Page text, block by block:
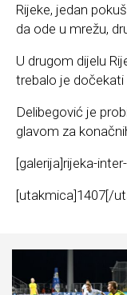
Rijeke, jedan
da ode u mrežu,
U drugom dijelu
trebalo je dočekati
Delibegović je
glavom za
[galerija]rijeka-
[utakmica]1407[/